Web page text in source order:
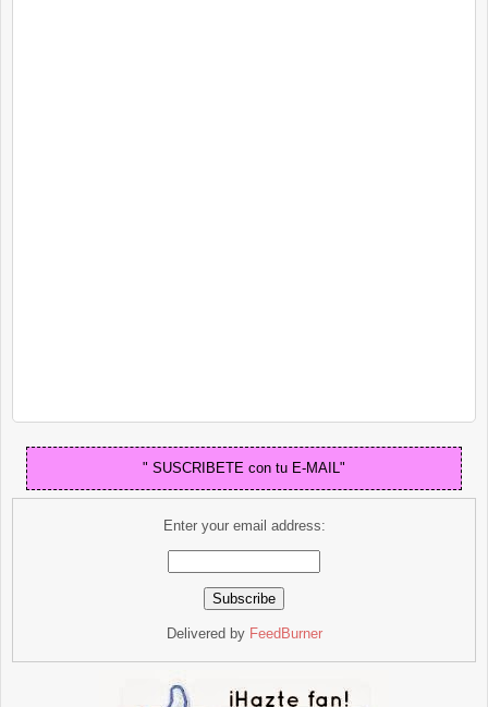
" SUSCRIBETE con tu E-MAIL"
Enter your email address:
Delivered by FeedBurner